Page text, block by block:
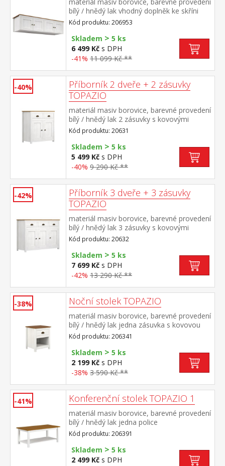
bílý / hnědý lak vhodný doplněk ke skříni
TOPAZIO 206283
Kód produktu: 206953
Skladem > 5 ks
6 499 Kč s DPH
-41% 11 099 Kč **
-40%
Příborník 2 dveře + 2 zásuvky
TOPAZIO
materiál masiv borovice, barevné provedení
bílý / hnědý lak 2 zásuvky s kovovými
úchytkami a pojezdy, 2 dveře
Kód produktu: 20631
Skladem > 5 ks
5 499 Kč s DPH
-40% 9 290 Kč **
-42%
Příborník 3 dveře + 3 zásuvky
TOPAZIO
materiál masiv borovice, barevné provedení
bílý / hnědý lak 3 zásuvky s kovovými
úchytkami a pojezdy, 3 dveře
Kód produktu: 20632
Skladem > 5 ks
7 699 Kč s DPH
-42% 13 290 Kč **
-38% Noční stolek TOPAZIO
materiál masiv borovice, barevné provedení
bílý / hnědý lak jedna zásuvka s kovovou
úchytkou a pojezdy, jedna police
Kód produktu: 206341
Skladem > 5 ks
2 199 Kč s DPH
-38% 3 590 Kč **
-41% Konferenční stolek TOPAZIO 1
materiál masiv borovice, barevné provedení
bílý / hnědý lak jedna police
Kód produktu: 206391
Skladem > 5 ks
2 499 Kč s DPH